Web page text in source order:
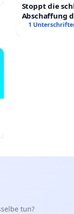
Stoppt die
Abschaffung
Für eine
1
tun?